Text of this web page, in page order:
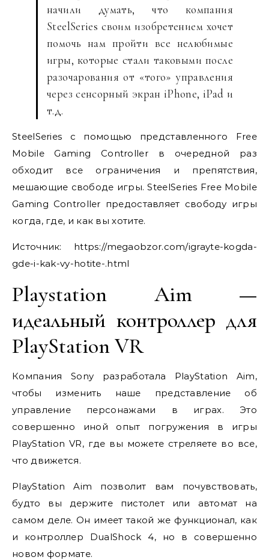
начили думать, что компания
SteelSeries своим изобретением хочет
помочь нам пройти все нелюбимые
игры, которые стали таковыми после
разочарования от «того» управления
через сенсорный экран iPhone, iPad и
т.д.
SteelSeries с помощью представленного Free
Mobile Gaming Controller в очередной раз
обходит все ограничения и препятствия,
мешающие свободе игры. SteelSeries Free Mobile
Gaming Controller предоставляет свободу игры
когда, где, и как вы хотите.
Источник: https://megaobzor.com/igrayte-kogda-
gde-i-kak-vy-hotite-.html
Playstation Aim —
идеальный контроллер для
PlayStation VR
Компания Sony разработала PlayStation Aim,
чтобы изменить наше представление об
управление персонажами в играх. Это
совершенно иной опыт погружения в игры
PlayStation VR, где вы можете стреляете во все,
что движется.
PlayStation Aim позволит вам почувствовать,
будто вы держите пистолет или автомат на
самом деле. Он имеет такой же функционал, как
и контроллер DualShock 4, но в совершенно
новом формате.